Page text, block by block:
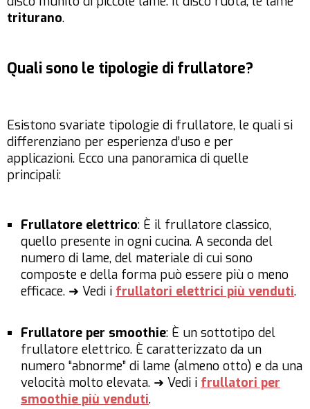
triturano.
Quali sono le tipologie di frullatore?
Esistono svariate tipologie di frullatore, le quali si
differenziano per esperienza d’uso e per
applicazioni. Ecco una panoramica di quelle
principali:
Frullatore elettrico: È il frullatore classico,
quello presente in ogni cucina. A seconda del
numero di lame, del materiale di cui sono
composte e della forma può essere più o meno
efficace. ➜ Vedi i frullatori elettrici più venduti.
Frullatore per smoothie: È un sottotipo del
frullatore elettrico. È caratterizzato da un
numero “abnorme” di lame (almeno otto) e da una
velocità molto elevata. ➜ Vedi i frullatori per
smoothie più venduti.